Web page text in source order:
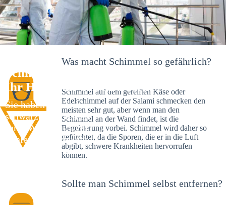
Schimmelexperte in Harthausen –
Ihr Helfer an Ort und Stelle
Sie haben kürzlich
schwarze Flecken an
Ihrer Wand entdeckt?
Schlechte Nachrichten:
Sie haben einen
Was macht Schimmel so gefährlich?
Schimmel auf dem gereiften Käse oder
Edelschimmel auf der Salami schmecken den
meisten sehr gut, aber wenn man den
Schimmel an der Wand findet, ist die
Begeisterung vorbei. Schimmel wird daher so
gefürchtet, da die Sporen, die er in die Luft
abgibt, schwere Krankheiten hervorrufen
können.
Sollte man Schimmel selbst entfernen?